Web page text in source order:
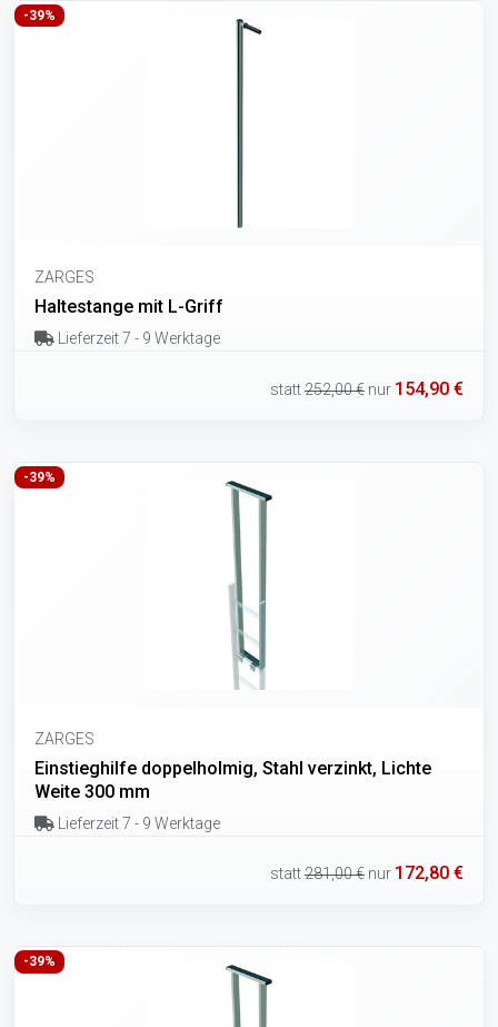
-39%
ZARGES
Haltestange mit L-Griff
Lieferzeit 7 - 9 Werktage
statt252,00 € nur 154,90 €
-39%
ZARGES
Einstieghilfe doppelholmig, Stahl verzinkt, Lichte
Weite 300 mm
Lieferzeit 7 - 9 Werktage
statt281,00 € nur 172,80 €
-39%